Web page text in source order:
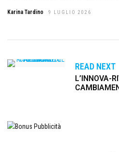
Karina Tardino 9 LUGLIO 2026
READ NEXT
L’INNOVA-